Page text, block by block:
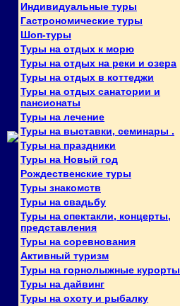
Индивидуальные туры
Гастрономические туры
Шоп-туры
Туры на отдых к морю
Туры на отдых на реки и озера
Туры на отдых в коттеджи
Туры на отдых санатории и
пансионаты
Туры на лечение
Туры на выставки, семинары .
Туры на праздники
Туры на Новый год
Рождественские туры
Туры знакомств
Туры на свадьбу
Туры на спектакли, концерты,
представления
Туры на соревнования
Активный туризм
Туры на горнолыжные курорты
Туры на дайвинг
Туры на охоту и рыбалку